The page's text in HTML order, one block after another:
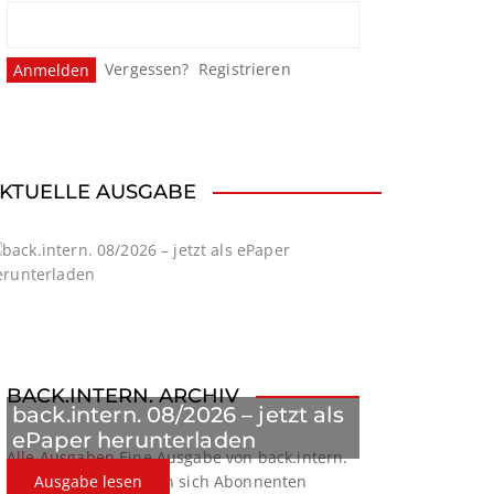
Vergessen? Registrieren
AUSGABE
back.intern. 08/2026 – jetzt als
ePaper herunterladen
Ausgabe lesen
BACK.INTERN. ARCHIV
Alle AusgabenEine Ausgabe von back.intern.
verpasst? Hier können sich Abonnenten